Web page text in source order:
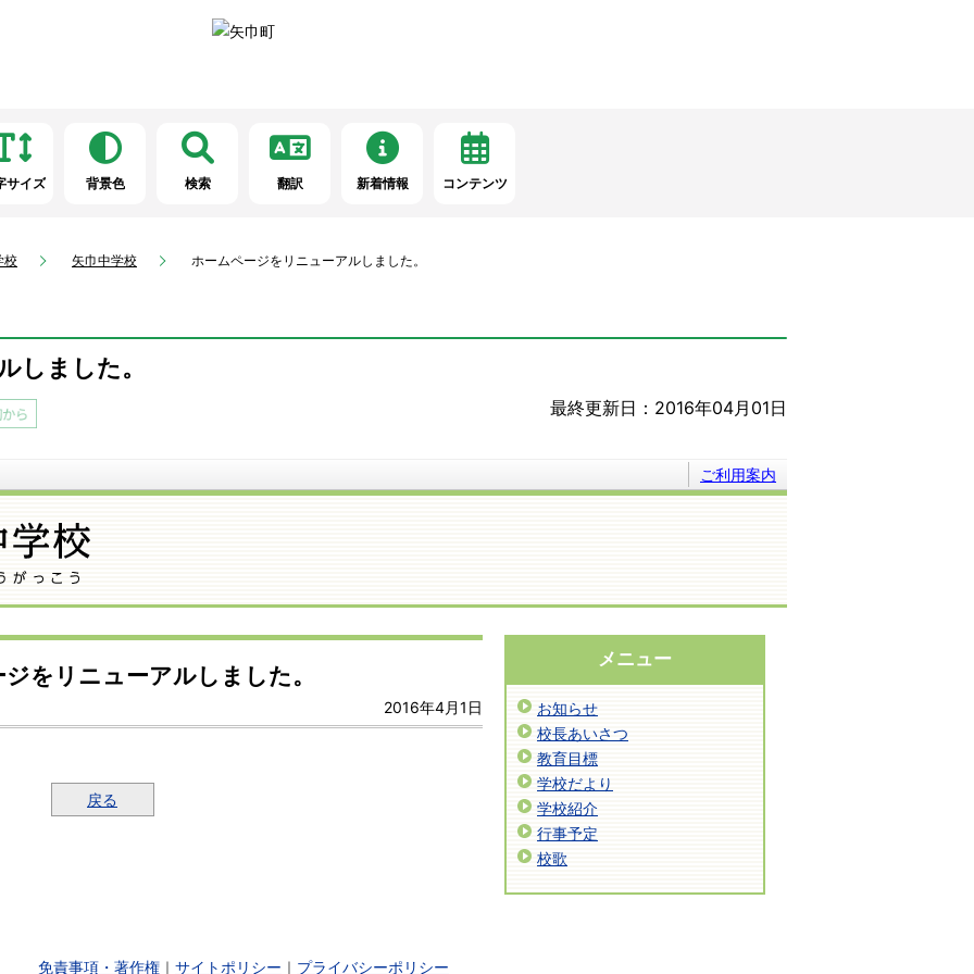
サイズ 背景色 検索 翻訳 新着情報 コンテンツ
校 矢巾中学校 ホームページをリニューアルしました。
しました。
最終更新日：2016年04月01日
ご利用案内
をリニューアルしました。
2016年4月1日
戻る
メニュー
お知らせ
校長あいさつ
教育目標
学校だより
学校紹介
行事予定
校歌
免責事項・著作権 ｜ サイトポリシー ｜ プライバシーポリシー